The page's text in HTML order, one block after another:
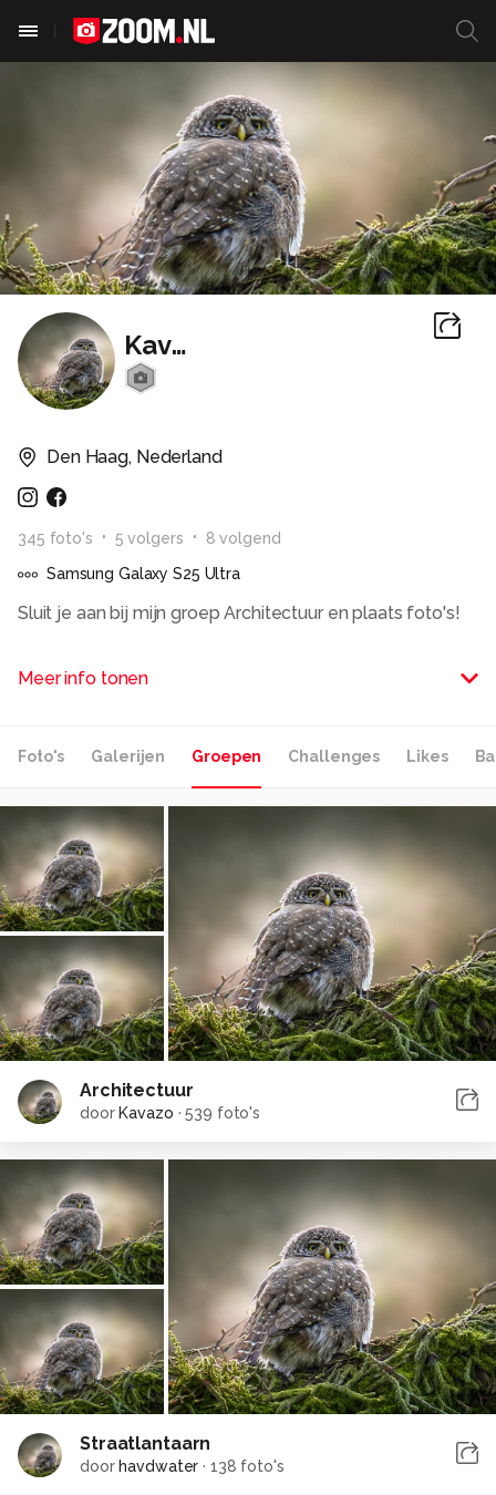
Kavazo
Den Haag, Nederland
345 foto's 5 volgers 8 volgend
Samsung Galaxy S25 Ultra
Sluit je aan bij mijn groep Architectuur en plaats foto's!
Ik ben Karin en kom uit Den Haag, mijn geliefde stad.
Bedankt voor de belangstelling. 🌷😊
Meer info tonen
Foto's Galerijen Groepen Challenges Likes
Architectuur
door Kavazo ·539 foto's
Straatlantaarn
door havdwater · 138 foto's